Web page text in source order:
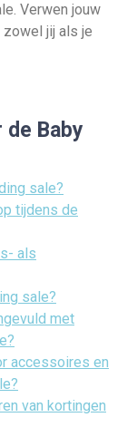
Verwen jouw
jij als je
Baby
sale?
tijdens de
als
sale?
met
accessoires en
van kortingen